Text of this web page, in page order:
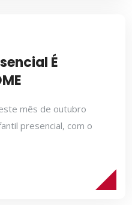
É
mês de outubro
presencial, com o